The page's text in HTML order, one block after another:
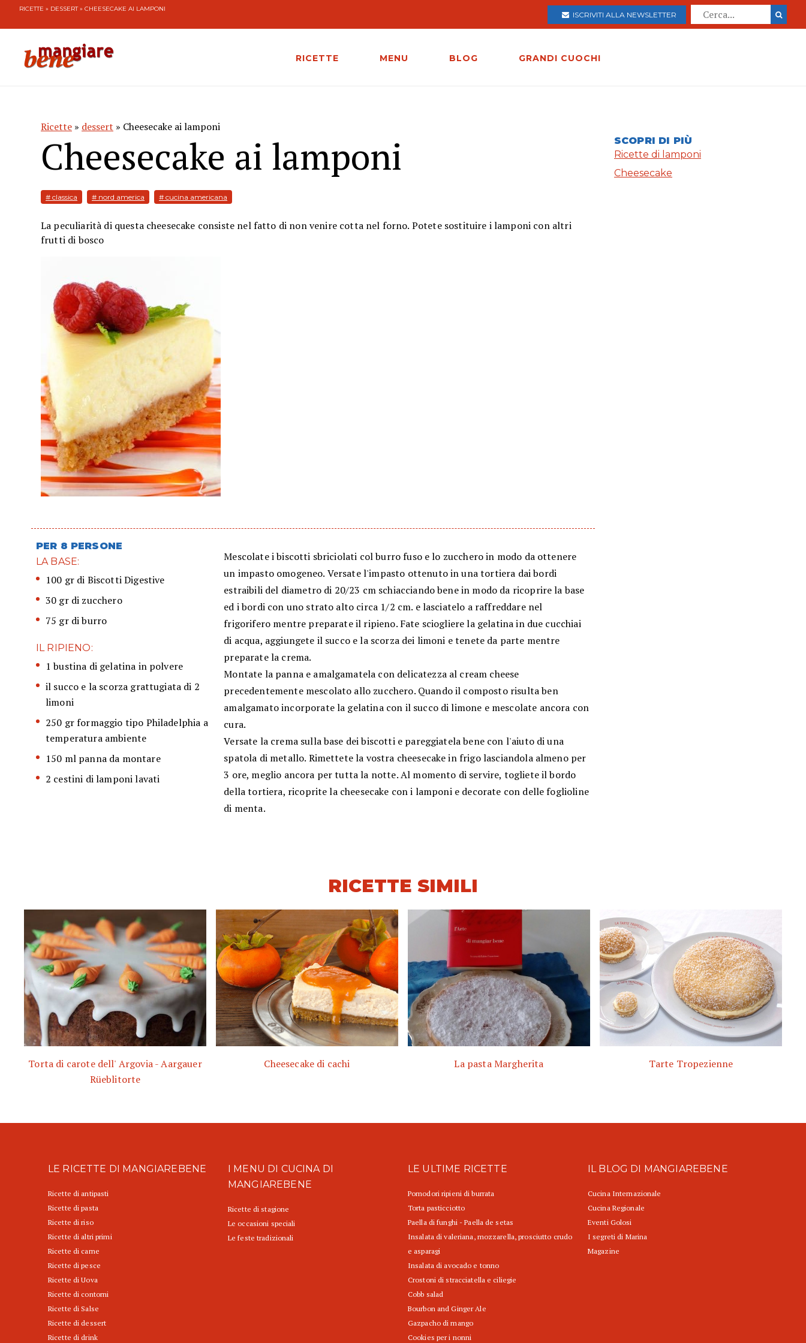
RICETTE » DESSERT» CHEESECAKE AI LAMPONI
ISCRIVITI ALLA NEWSLETTER
RICETTE MENU BLOG GRANDI CUOCHI
Ricette » dessert » Cheesecake ai lamponi
Cheesecake ai lamponi
# classica # nord america # cucina americana
La peculiarità di questa cheesecake consiste nel fatto di non venire cotta nel forno. Potete sostituire i lamponi con altri
frutti di bosco
PER 8 PERSONE
LA BASE:
100 gr di Biscotti Digestive
30 gr di zucchero
75 gr di burro
IL RIPIENO:
1 bustina di gelatina in polvere
il succo e la scorza grattugiata di 2
limoni
250 gr formaggio tipo Philadelphia a
temperatura ambiente
150 ml panna da montare
2 cestini di lamponi lavati
Mescolate i biscotti sbriciolati col burro fuso e lo zucchero in modo da ottenere
un impasto omogeneo. Versate l'impasto ottenuto in una tortiera dai bordi
estraibili del diametro di 20/23 cm schiacciando bene in modo da ricoprire la base
ed i bordi con uno strato alto circa 1/2 cm. e lasciatelo a raffreddare nel
frigorifero mentre preparate il ripieno. Fate sciogliere la gelatina in due cucchiai
di acqua, aggiungete il succo e la scorza dei limoni e tenete da parte mentre
preparate la crema.
Montate la panna e amalgamatela con delicatezza al cream cheese
precedentemente mescolato allo zucchero. Quando il composto risulta ben
amalgamato incorporate la gelatina con il succo di limone e mescolate ancora con
cura.
Versate la crema sulla base dei biscotti e pareggiatela bene con l'aiuto di una
spatola di metallo. Rimettete la vostra cheesecake in frigo lasciandola almeno per
3 ore, meglio ancora per tutta la notte. Al momento di servire, togliete il bordo
della tortiera, ricoprite la cheesecake con i lamponi e decorate con delle foglioline
di menta.
SCOPRI DI PIÙ
Ricette di lamponi
Cheesecake
RICETTE SIMILI
Torta di carote dell' Argovia - Aargauer
Rüeblitorte
Cheesecake di cachi La pasta Margherita Tarte Tropezienne
LE RICETTE DI MANGIAREBENE
Ricette di antipasti
Ricette di pasta
Ricette di riso
Ricette di altri primi
Ricette di carne
Ricette di pesce
Ricette di Uova
Ricette di contorni
Ricette di Salse
Ricette di dessert
Ricette di drink
I MENU DI CUCINA DI
MANGIAREBENE
Ricette di stagione
Le occasioni speciali
Le feste tradizionali
LE ULTIME RICETTE
Pomodori ripieni di burrata
Torta pasticciotto
Paella di funghi - Paella de setas
Insalata di valeriana, mozzarella, prosciutto crudo
e asparagi
Insalata di avocado e tonno
Crostoni di stracciatella e ciliegie
Cobb salad
Bourbon and Ginger Ale
Gazpacho di mango
Cookies per i nonni
IL BLOG DI MANGIAREBENE
Cucina Internazionale
Cucina Regionale
Eventi Golosi
I segreti di Marina
Magazine